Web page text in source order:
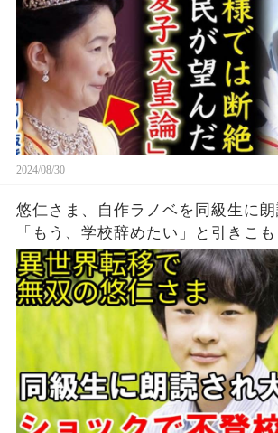
2024/08/30
悠仁さま、自作ラノベを同級生に朗
「もう、学校辞めたい」と引きこ